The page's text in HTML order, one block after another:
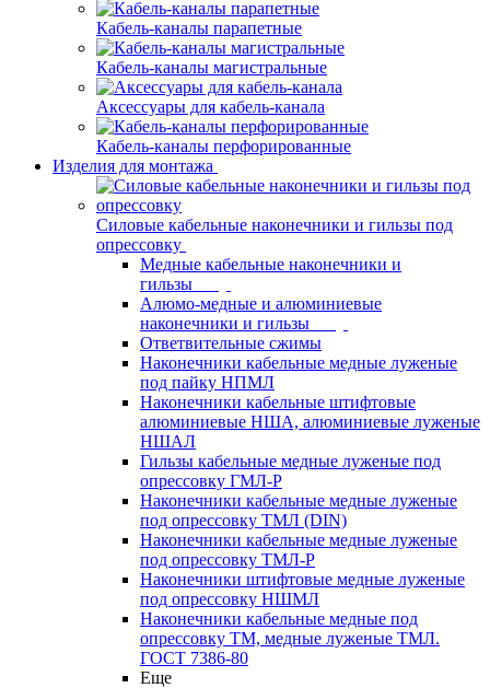
Кабель-каналы парапетные
Кабель-каналы магистральные
Аксессуары для кабель-канала
Кабель-каналы перфорированные
Изделия для монтажа
Силовые кабельные наконечники и гильзы под
опрессовку
Медные кабельные наконечники и
гильзы
Алюмо-медные и алюминиевые
наконечники и гильзы
Ответвительные сжимы
Наконечники кабельные медные луженые
под пайку НПМЛ
Наконечники кабельные штифтовые
алюминиевые НША, алюминиевые луженые
НШАЛ
Гильзы кабельные медные луженые под
опрессовку ГМЛ-Р
Наконечники кабельные медные луженые
под опрессовку ТМЛ (DIN)
Наконечники кабельные медные луженые
под опрессовку ТМЛ-Р
Наконечники штифтовые медные луженые
под опрессовку НШМЛ
Наконечники кабельные медные под
опрессовку ТМ, медные луженые ТМЛ.
ГОСТ 7386-80
Еще